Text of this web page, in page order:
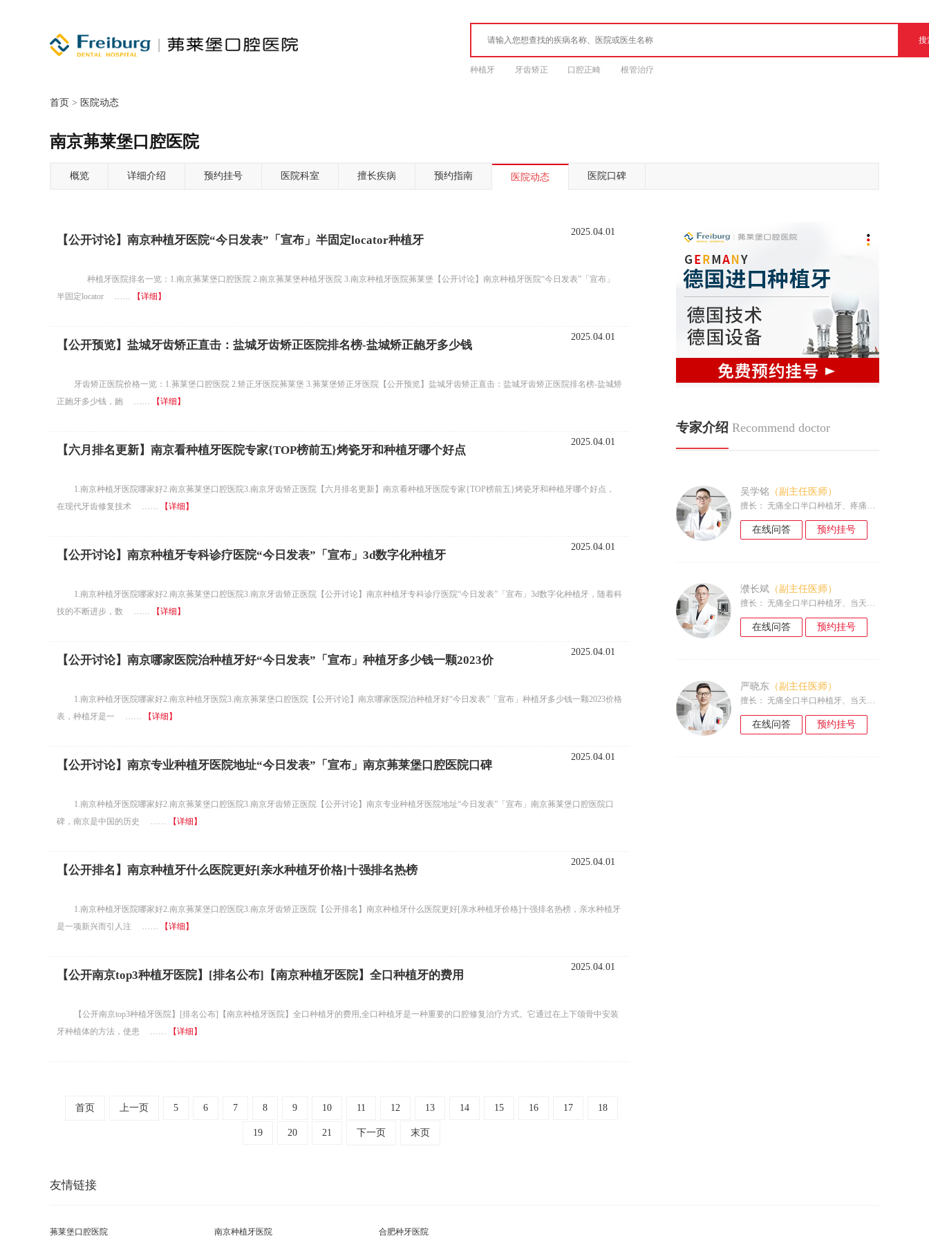
种植牙 牙齿矫正 口腔正畸 根管治疗
首页 > 医院动态
南京茀莱堡口腔医院
概览 详细介绍 预约挂号 医院科室 擅长疾病 预约指南 医院动态 医院口碑
【公开讨论】南京种植牙医院“今日发表”「宣布」半固定locator种植牙
2025.04.01
种植牙医院排名一览：1.南京茀莱堡口腔医院 2.南京茀莱堡种植牙医院 3.南京种植牙医院茀莱堡【公开讨论】南京种植牙医院“今日发表”「宣布」
半固定locator ……
【详细】
【公开预览】盐城牙齿矫正直击：盐城牙齿矫正医院排名榜-盐城矫正龅牙多少钱 ​
2025.04.01
牙齿矫正医院价格一览：1.茀莱堡口腔医院 2.矫正牙医院茀莱堡 3.茀莱堡矫正牙医院【公开预览】盐城牙齿矫正直击：盐城牙齿矫正医院排名榜-盐城矫
正龅牙多少钱，龅 ……
【详细】
【六月排名更新】南京看种植牙医院专家{TOP榜前五}烤瓷牙和种植牙哪个好点
2025.04.01
1.南京种植牙医院哪家好2.南京茀莱堡口腔医院3.南京牙齿矫正医院【六月排名更新】南京看种植牙医院专家{TOP榜前五}烤瓷牙和种植牙哪个好点，
在现代牙齿修复技术 ……
【详细】
【公开讨论】南京种植牙专科诊疗医院“今日发表”「宣布」3d数字化种植牙
2025.04.01
1.南京种植牙医院哪家好2.南京茀莱堡口腔医院3.南京牙齿矫正医院【公开讨论】南京种植牙专科诊疗医院“今日发表”「宣布」3d数字化种植牙，随着科
技的不断进步，数 ……
【详细】
【公开讨论】南京哪家医院治种植牙好“今日发表”「宣布」种植牙多少钱一颗2023价
2025.04.01
1.南京种植牙医院哪家好2.南京种植牙医院3.南京茀莱堡口腔医院【公开讨论】南京哪家医院治种植牙好“今日发表”「宣布」种植牙多少钱一颗2023价格
表，种植牙是一 ……
【详细】
【公开讨论】南京专业种植牙医院地址“今日发表”「宣布」南京茀莱堡口腔医院口碑
2025.04.01
1.南京种植牙医院哪家好2.南京茀莱堡口腔医院3.南京牙齿矫正医院【公开讨论】南京专业种植牙医院地址“今日发表”「宣布」南京茀莱堡口腔医院口
碑，南京是中国的历史 ……
【详细】
【公开排名】南京种植牙什么医院更好[亲水种植牙价格]十强排名热榜
2025.04.01
1.南京种植牙医院哪家好2.南京茀莱堡口腔医院3.南京牙齿矫正医院【公开排名】南京种植牙什么医院更好[亲水种植牙价格]十强排名热榜，亲水种植牙
是一项新兴而引人注 ……
【详细】
【公开南京top3种植牙医院】[排名公布]【南京种植牙医院】全口种植牙的费用
2025.04.01
【公开南京top3种植牙医院】[排名公布]【南京种植牙医院】全口种植牙的费用,全口种植牙是一种重要的口腔修复治疗方式。它通过在上下颌骨中安装
牙种植体的方法，使患 ……
【详细】
首页 上一页 5 6 7 8 9 10 11 12 13 14 15 16 17 18
19 20 21 下一页 末页
专家介绍 Recommend doctor
吴学铭 （副主任医师）
擅长： 无痛全口半口种植牙、疼痛敏感者种植、高龄体弱人群种植、当天戴牙当天吃饭、疑难种植牙、即拔即种当天戴牙......
在线问答 预约挂号
濮长斌 （副主任医师）
擅长： 无痛全口半口种植牙、当天种牙当天吃饭、前牙缺失种植、失败案例补救与修复、疼痛敏感者种植、当天戴牙当天......
在线问答 预约挂号
严晓东 （副主任医师）
擅长： 无痛全口半口种植牙、当天戴牙当天吃饭、前牙美学种植、牙槽骨骨量不足种植、牙槽骨再生后种植、4颗或6颗......
在线问答 预约挂号
友情链接
茀莱堡口腔医院 南京种植牙医院 合肥种牙医院